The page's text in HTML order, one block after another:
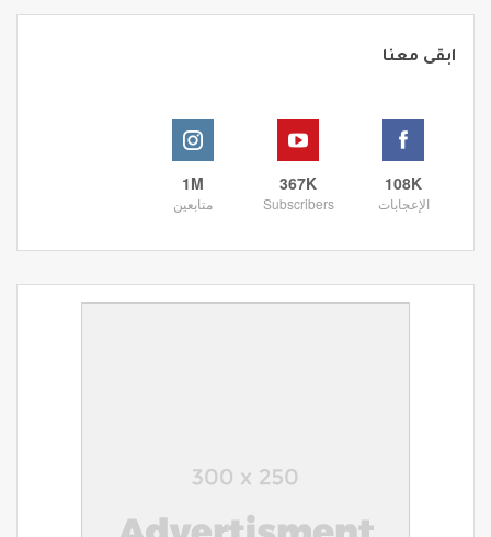
ابقى معنا
108K
الإعجابات
367K
Subscribers
1M
متابعين